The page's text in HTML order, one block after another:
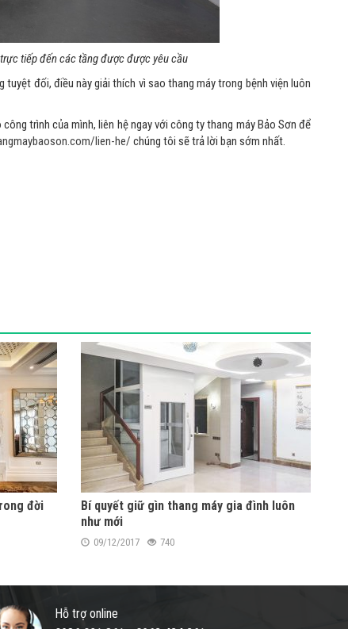
tiếp đến các tầng được được yêu cầu
đối, điều này giải thích vì sao thang máy trong bệnh viện luôn
trình của mình, liên hệ ngay với công ty thang máy Bảo Sơn để
lien-he/ chúng tôi sẽ trả lời bạn sớm nhất.
đời
Bí quyết giữ gìn thang máy gia đình luôn
như mới
09/12/2017 740
Hỗ trợ online